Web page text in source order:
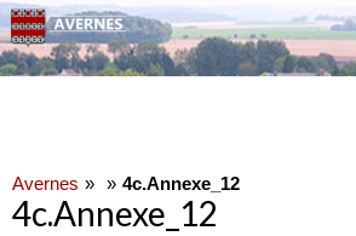
Avernes 4c.Annexe_12
4c.Annexe_12